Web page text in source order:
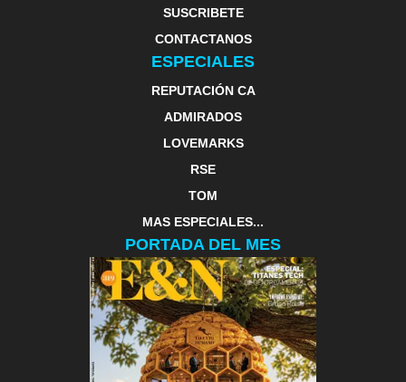
SUSCRIBETE
CONTACTANOS
ESPECIALES
REPUTACIÓN CA
ADMIRADOS
LOVEMARKS
RSE
TOM
MAS ESPECIALES...
PORTADA DEL MES